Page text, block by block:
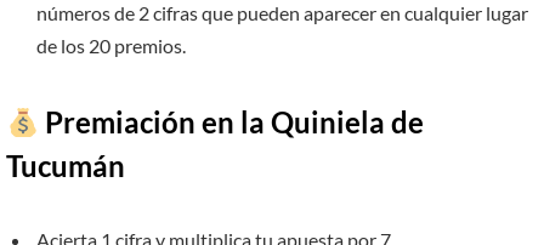
números de 2 cifras que pueden aparecer en cualquier lugar
de los 20 premios.
Premiación en la Quiniela de
Tucumán
Acierta 1 cifra y multiplica tu apuesta por 7.